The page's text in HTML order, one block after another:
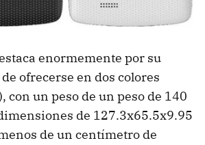
enormemente por su
ofrecerse en dos colores
con un peso de un peso de 140
de 127.3x65.5x9.95
de un centímetro de